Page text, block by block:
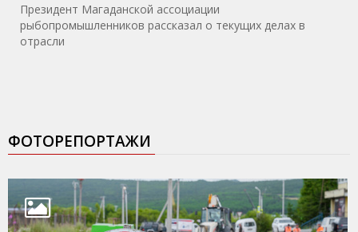
Президент Магаданской ассоциации
рыбопромышленников рассказал о текущих делах в
отрасли
ФОТОРЕПОРТАЖИ